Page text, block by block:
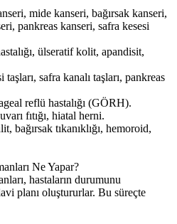
mide kanseri, bağırsak kanseri,
pankreas kanseri, safra kesesi
ülseratif kolit, apandisit,
safra kanalı taşları, pankreas
reflü hastalığı (GÖRH).
fıtığı, hiatal herni.
tıkanıklığı, hemoroid,
Ne Yapar?
hastaların durumunu
planı oluştururlar. Bu süreçte